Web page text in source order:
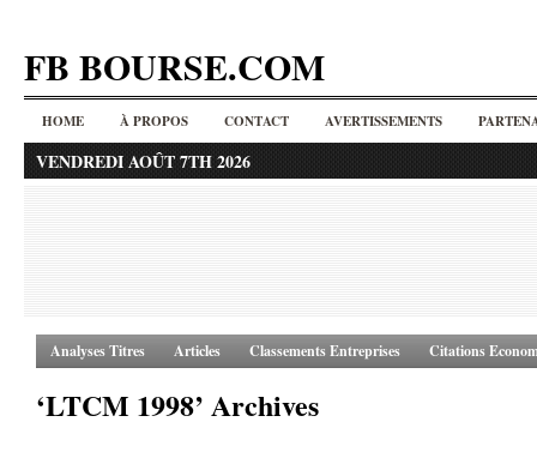
FB BOURSE.COM
HOME À PROPOS CONTACT AVERTISSEMENTS
VENDREDI AOÛT 7TH 2026
Analyses Titres Articles Classements Entreprises Citations
‘LTCM 1998’ Archives